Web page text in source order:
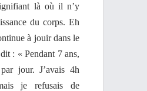
là où il n’y
du corps. Eh
à jouir dans le
: « Pendant 7 ans,
jour. J’avais 4h
je refusais de